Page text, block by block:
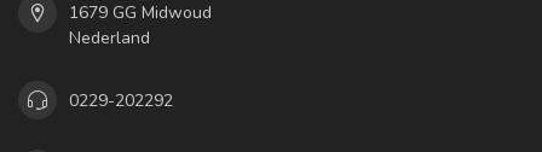
1679 GG Midwoud
Nederland
0229-202292